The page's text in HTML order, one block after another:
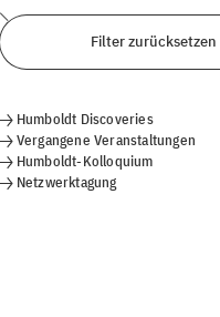
Filter zurücksetzen
Humboldt Discoveries
Vergangene Veranstaltungen
Humboldt-Kolloquium
Netzwerktagung